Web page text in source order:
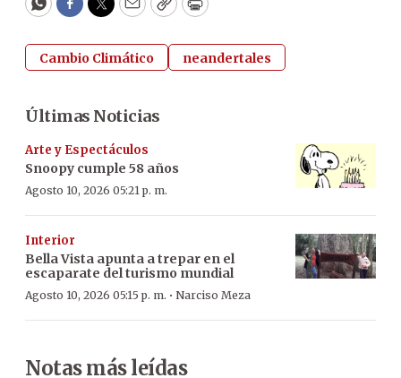
WhatsApp
Facebook
Twitter
EmailCopyPrint
Cambio Climático neandertales
Últimas Noticias
Arte y Espectáculos
Snoopy cumple 58 años
Agosto 10, 2026 05:21 p. m.
Interior
Bella Vista apunta a trepar en el
escaparate del turismo mundial
Agosto 10, 2026 05:15 p. m. · Narciso Meza
Notas más leídas